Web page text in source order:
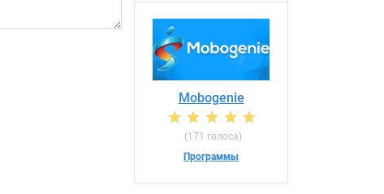
Mobogenie
(171 голоса)
Программы